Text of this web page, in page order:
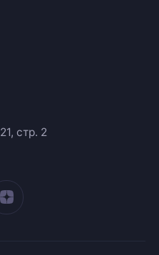
стр. 2